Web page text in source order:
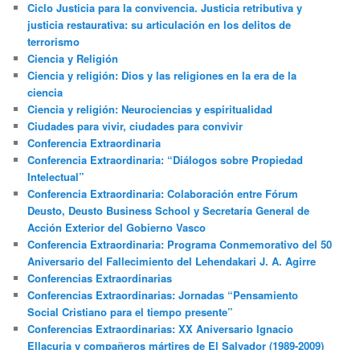
Ciclo Justicia para la convivencia. Justicia retributiva y
justicia restaurativa: su articulación en los delitos de
terrorismo
Ciencia y Religión
Ciencia y religión: Dios y las religiones en la era de la
ciencia
Ciencia y religión: Neurociencias y espiritualidad
Ciudades para vivir, ciudades para convivir
Conferencia Extraordinaria
Conferencia Extraordinaria: “Diálogos sobre Propiedad
Intelectual”
Conferencia Extraordinaria: Colaboración entre Fórum
Deusto, Deusto Business School y Secretaría General de
Acción Exterior del Gobierno Vasco
Conferencia Extraordinaria: Programa Conmemorativo del 50
Aniversario del Fallecimiento del Lehendakari J. A. Agirre
Conferencias Extraordinarias
Conferencias Extraordinarias: Jornadas “Pensamiento
Social Cristiano para el tiempo presente”
Conferencias Extraordinarias: XX Aniversario Ignacio
Ellacuria y compañeros mártires de El Salvador (1989-2009)